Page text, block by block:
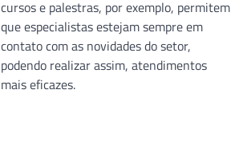
cursos e palestras, por exemplo, permitem
que especialistas estejam sempre em
contato com as novidades do setor,
podendo realizar assim, atendimentos
mais eficazes.